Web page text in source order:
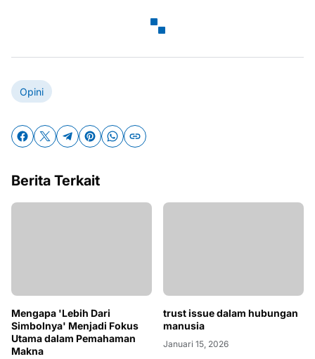
Opini
Berita Terkait
Mengapa 'Lebih Dari
Simbolnya' Menjadi Fokus
Utama dalam Pemahaman
Makna
trust issue dalam hubungan
manusia
Januari 15, 2026